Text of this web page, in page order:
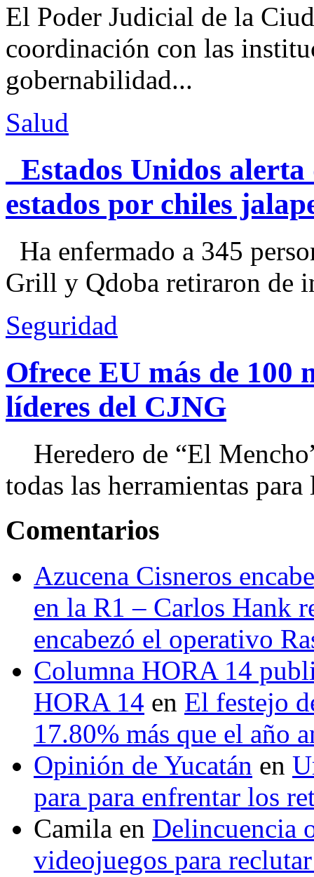
El Poder Judicial de la
coordinación con las
gobernabilidad...
Salud
Estados Unidos alerta
estados por chiles
Ha enfermado a 345
Grill y Qdoba retiraron de
Seguridad
Ofrece EU más de 100
líderes del CJNG
Heredero de “El
todas las herramientas
Comentarios
Azucena Cisneros
en la R1 – Carlos Hank
encabezó el operativo
Columna HORA 14
HORA 14 en El festejo
17.80% más que el año
Opinión de Yucatán en
para para enfrentar los
Camila en Delincuencia
videojuegos para